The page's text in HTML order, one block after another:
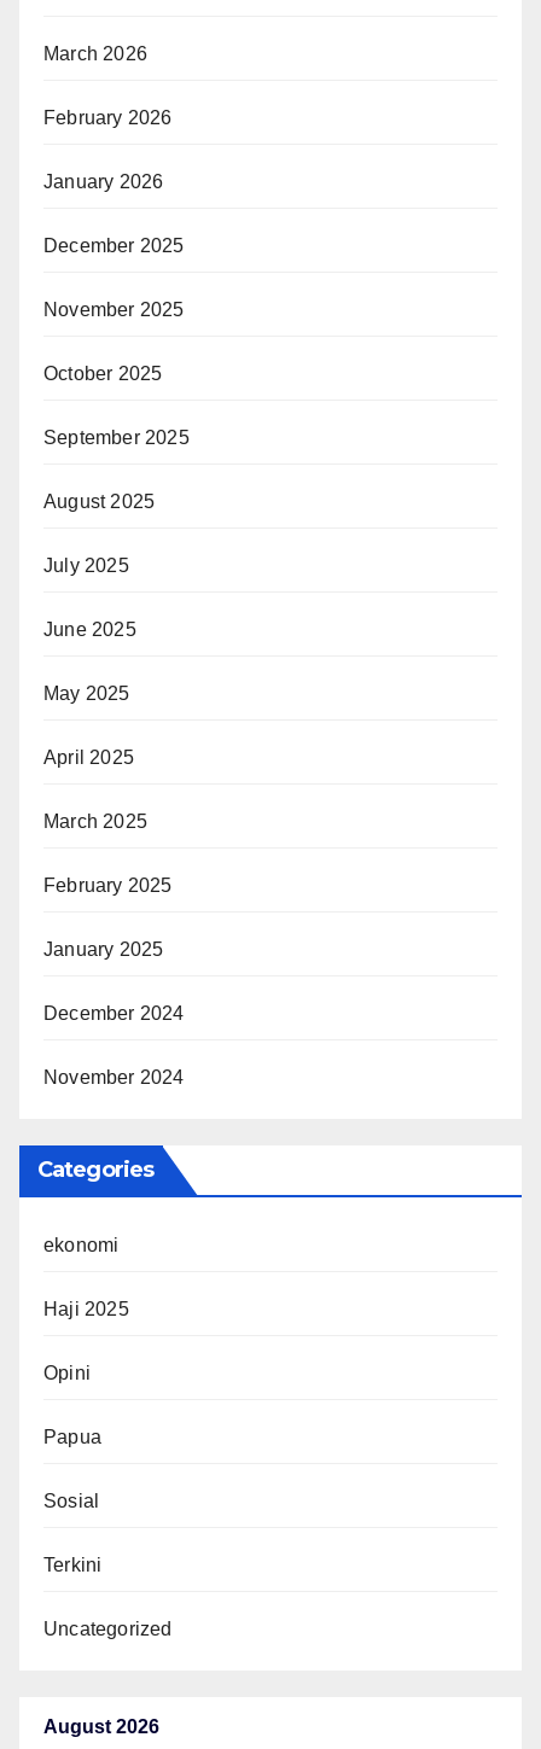
March 2026
February 2026
January 2026
December 2025
November 2025
October 2025
September 2025
August 2025
July 2025
June 2025
May 2025
April 2025
March 2025
February 2025
January 2025
December 2024
November 2024
Categories
ekonomi
Haji 2025
Opini
Papua
Sosial
Terkini
Uncategorized
August 2026